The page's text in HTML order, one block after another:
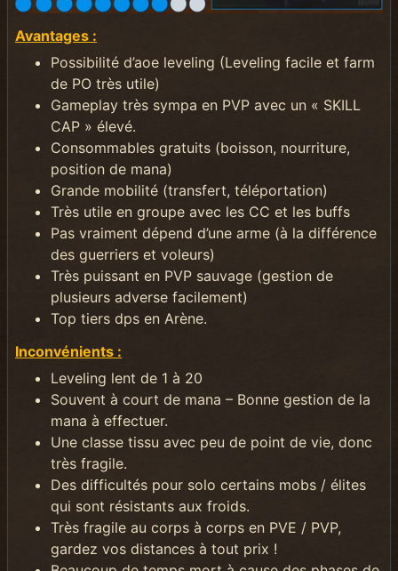
Avantages :
Possibilité d’aoe leveling (Leveling facile et farm
de PO très utile)
Gameplay très sympa en PVP avec un « SKILL
CAP » élevé.
Consommables gratuits (boisson, nourriture,
position de mana)
Grande mobilité (transfert, téléportation)
Très utile en groupe avec les CC et les buffs
Pas vraiment dépend d’une arme (à la différence
des guerriers et voleurs)
Très puissant en PVP sauvage (gestion de
plusieurs adverse facilement)
Top tiers dps en Arène.
Inconvénients :
Leveling lent de 1 à 20
Souvent à court de mana – Bonne gestion de la
mana à effectuer.
Une classe tissu avec peu de point de vie, donc
très fragile.
Des difficultés pour solo certains mobs / élites
qui sont résistants aux froids.
Très fragile au corps à corps en PVE / PVP,
gardez vos distances à tout prix !